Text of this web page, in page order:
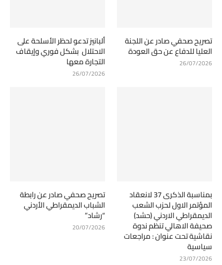
تصريح صحفي صادر عن اللجنة
العليا للدفاع عن حق العودة
26/07/2026
ألبانيز تدعو لحظر الأسلحة على
الاحتلال بشكل فوري وإيقاف
التجارة معها
26/07/2026
بمناسبة الذكرى 37 لانعقاد
المؤتمر الاول لحزب الشعب
الديمقراطي الاردني (حشد)
صحيفة الاهالي تنظم ندوة
نقاشية تحت عنوان : مراجعات
سياسية
23/07/2026
تصريح صحفي صادر عن رابطة
الشباب الديمقراطي الأردني
“رشاد”
20/07/2026